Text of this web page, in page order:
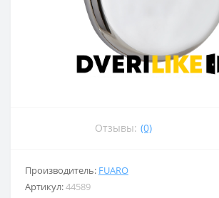
Отзывы: (0)
Производитель: FUARO
Артикул:44589